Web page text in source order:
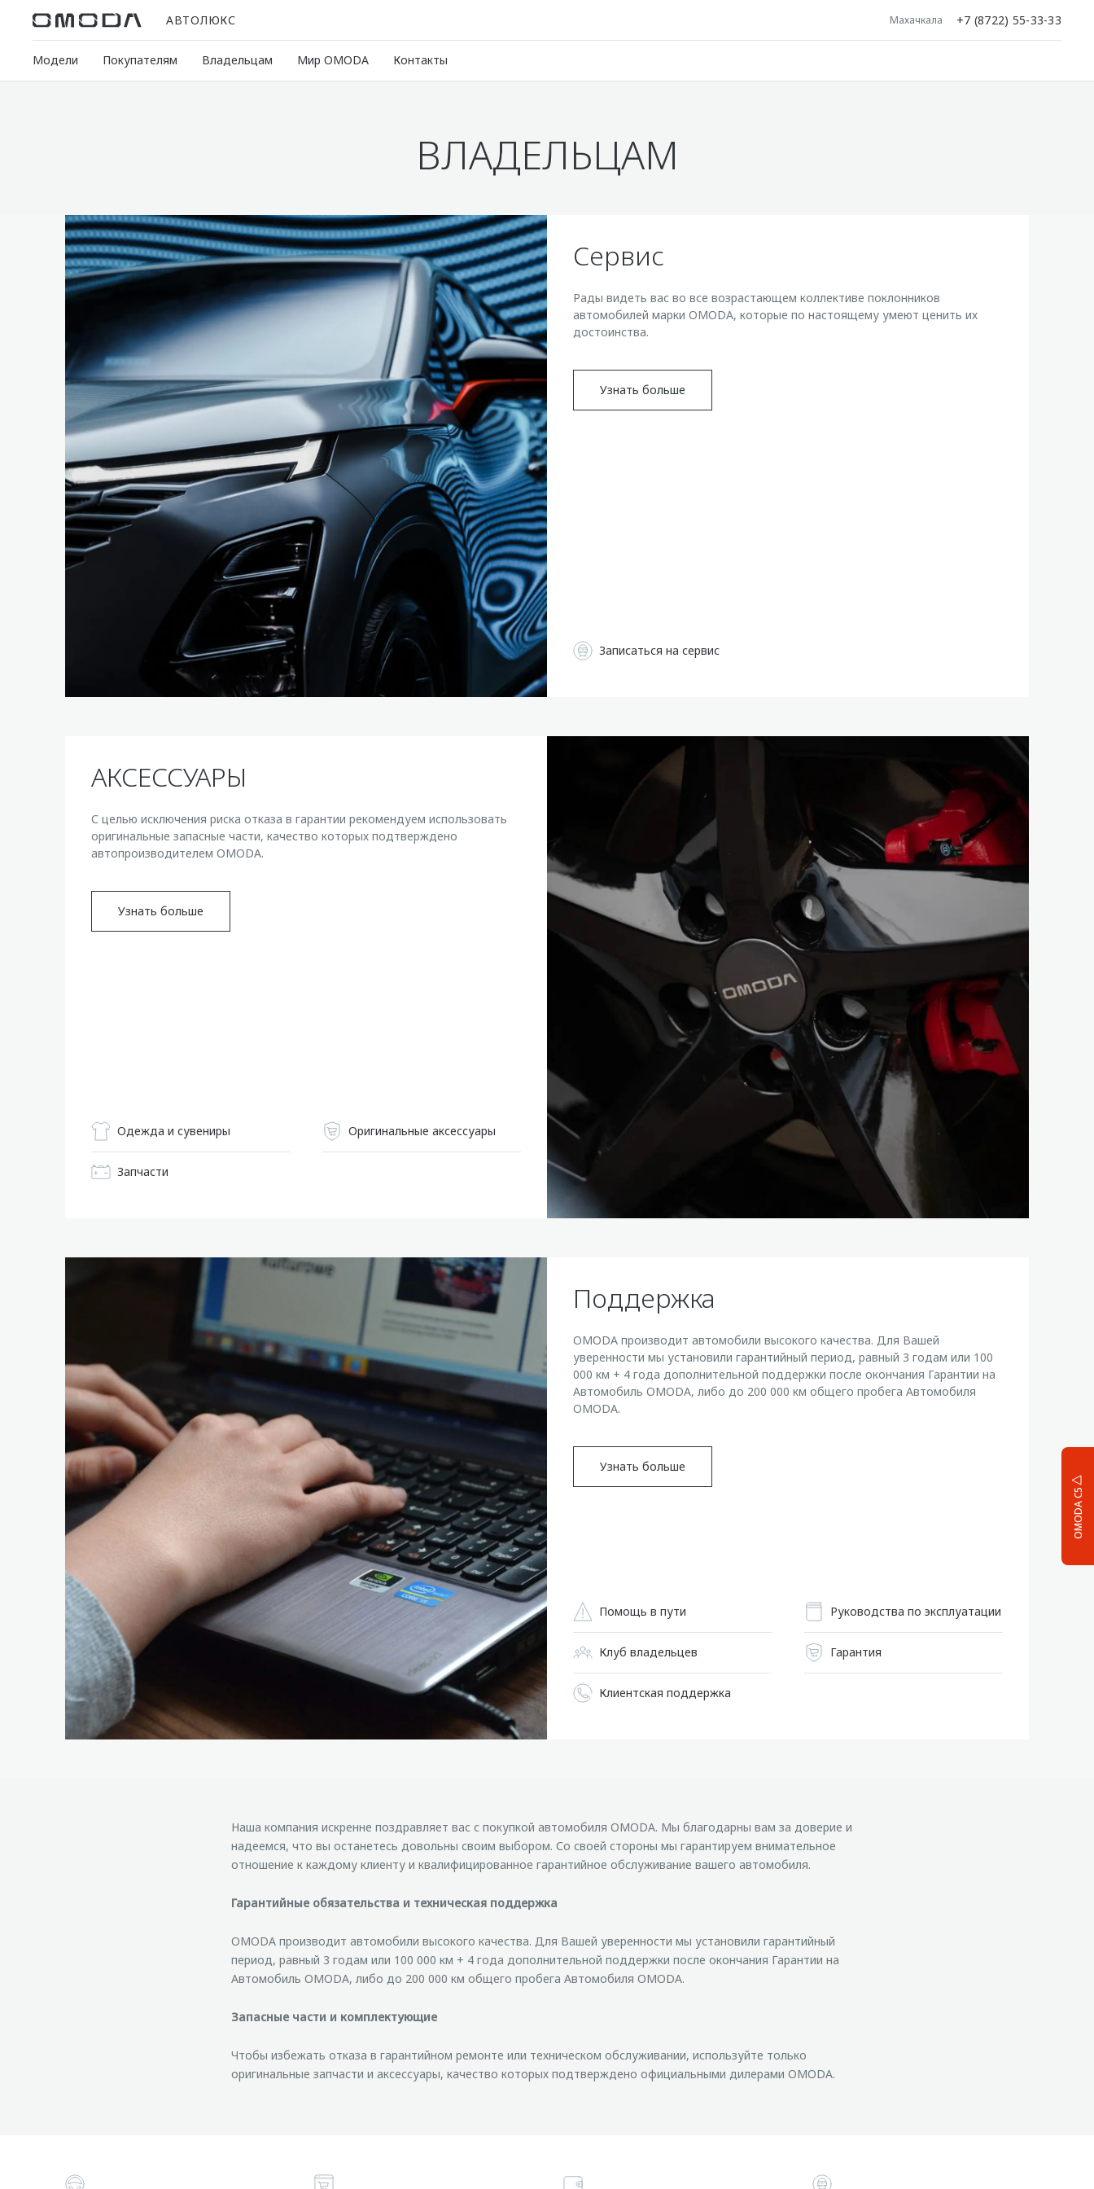
АВТОЛЮКС Махачкала +7 (8722) 55-33-33
Модели Покупателям Владельцам Мир OMODA Контакты
OMODA C5
ВЛАДЕЛЬЦАМ
Сервис
Рады видеть вас во все возрастающем коллективе поклонников
автомобилей марки OMODA, которые по настоящему умеют ценить их
достоинства.
Узнать больше
Записаться на сервис
АКСЕССУАРЫ
С целью исключения риска отказа в гарантии рекомендуем использовать
оригинальные запасные части, качество которых подтверждено
автопроизводителем OMODA.
Узнать больше
Одежда и сувениры Оригинальные аксессуары
Запчасти
Поддержка
OMODA производит автомобили высокого качества. Для Вашей
уверенности мы установили гарантийный период, равный 3 годам или 100
000 км + 4 года дополнительной поддержки после окончания Гарантии на
Автомобиль OMODA, либо до 200 000 км общего пробега Автомобиля
OMODA.
Узнать больше
Помощь в пути Руководства по эксплуатации
Клуб владельцев Гарантия
Клиентская поддержка
Наша компания искренне поздравляет вас с покупкой автомобиля OMODA. Мы благодарны вам за доверие и
надеемся, что вы останетесь довольны своим выбором. Со своей стороны мы гарантируем внимательное
отношение к каждому клиенту и квалифицированное гарантийное обслуживание вашего автомобиля.
Гарантийные обязательства и техническая поддержка
OMODA производит автомобили высокого качества. Для Вашей уверенности мы установили гарантийный
период, равный 3 годам или 100 000 км + 4 года дополнительной поддержки после окончания Гарантии на
Автомобиль OMODA, либо до 200 000 км общего пробега Автомобиля OMODA.
Запасные части и комплектующие
Чтобы избежать отказа в гарантийном ремонте или техническом обслуживании, используйте только
оригинальные запчасти и аксессуары, качество которых подтверждено официальными дилерами OMODA.